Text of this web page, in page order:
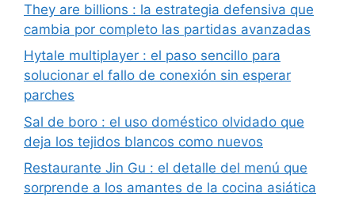
They are billions : la estrategia defensiva que
cambia por completo las partidas avanzadas
Hytale multiplayer : el paso sencillo para
solucionar el fallo de conexión sin esperar
parches
Sal de boro : el uso doméstico olvidado que
deja los tejidos blancos como nuevos
Restaurante Jin Gu : el detalle del menú que
sorprende a los amantes de la cocina asiática